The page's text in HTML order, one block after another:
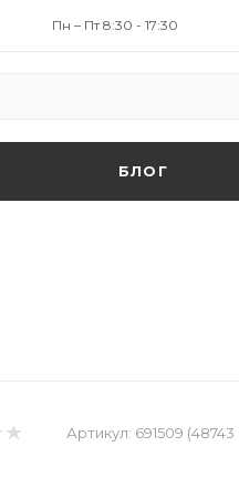
Пн – Пт 8:30 - 17:30
БЛОГ
Артикул: 691509